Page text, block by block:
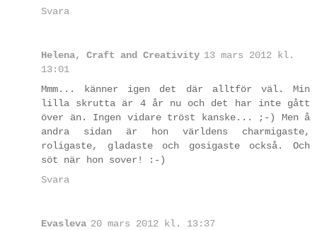
Svara
Helena, Craft and Creativity 13 mars 2012 kl.
13:01
Mmm... känner igen det där alltför väl. Min
lilla skrutta är 4 år nu och det har inte gått
över än. Ingen vidare tröst kanske... ;-) Men å
andra sidan är hon världens charmigaste,
roligaste, gladaste och gosigaste också. Och
söt när hon sover! :-)
Svara
Evasleva 20 mars 2012 kl. 13:37